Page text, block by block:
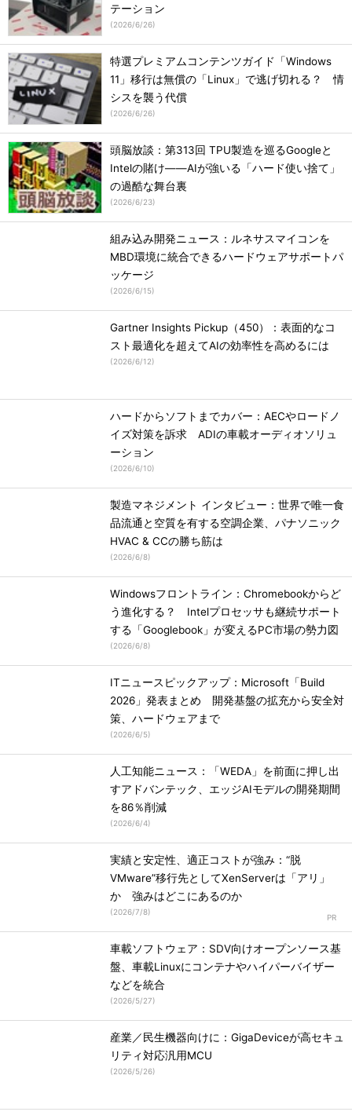
テーション
(2026/6/26)
特選プレミアムコンテンツガイド「Windows
11」移行は無償の「Linux」で逃げ切れる？ 情
シスを襲う代償
(2026/6/26)
頭脳放談：第313回 TPU製造を巡るGoogleと
Intelの賭け――AIが強いる「ハード使い捨て」
の過酷な舞台裏
(2026/6/23)
組み込み開発ニュース：ルネサスマイコンを
MBD環境に統合できるハードウェアサポートパ
ッケージ
(2026/6/15)
Gartner Insights Pickup（450）：表面的なコ
スト最適化を超えてAIの効率性を高めるには
(2026/6/12)
ハードからソフトまでカバー：AECやロードノ
イズ対策を訴求 ADIの車載オーディオソリュ
ーション
(2026/6/10)
製造マネジメント インタビュー：世界で唯一食
品流通と空質を有する空調企業、パナソニック
HVAC & CCの勝ち筋は
(2026/6/8)
Windowsフロントライン：Chromebookからど
う進化する？ Intelプロセッサも継続サポート
する「Googlebook」が変えるPC市場の勢力図
(2026/6/8)
ITニュースピックアップ：Microsoft「Build
2026」発表まとめ 開発基盤の拡充から安全対
策、ハードウェアまで
(2026/6/5)
人工知能ニュース：「WEDA」を前面に押し出
すアドバンテック、エッジAIモデルの開発期間
を86％削減
(2026/6/4)
実績と安定性、適正コストが強み：“脱
VMware”移行先としてXenServerは「アリ」
か 強みはどこにあるのか
(2026/7/8)
車載ソフトウェア：SDV向けオープンソース基
盤、車載Linuxにコンテナやハイパーバイザー
などを統合
(2026/5/27)
産業／民生機器向けに：GigaDeviceが高セキュ
リティ対応汎用MCU
(2026/5/26)